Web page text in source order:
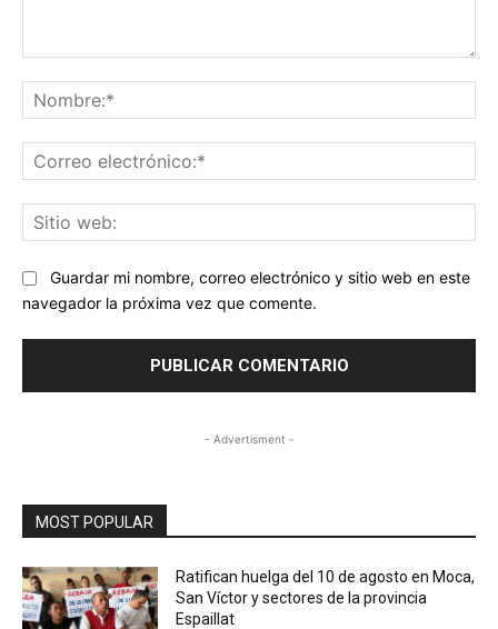
Guardar mi nombre, correo electrónico y sitio web en este
navegador la próxima vez que comente.
- Advertisment -
MOST POPULAR
Ratifican huelga del 10 de agosto en Moca,
San Víctor y sectores de la provincia
Espaillat